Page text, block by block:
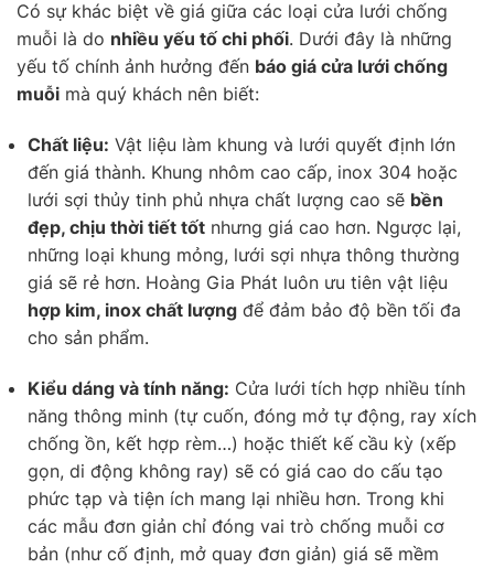
Có sự khác biệt về giá giữa các loại cửa lưới chống
muỗi là do nhiều yếu tố chi phối. Dưới đây là những
yếu tố chính ảnh hưởng đến báo giá cửa lưới chống
muỗi mà quý khách nên biết:
Chất liệu: Vật liệu làm khung và lưới quyết định lớn
đến giá thành. Khung nhôm cao cấp, inox 304 hoặc
lưới sợi thủy tinh phủ nhựa chất lượng cao sẽ bền
đẹp, chịu thời tiết tốt nhưng giá cao hơn. Ngược lại,
những loại khung mỏng, lưới sợi nhựa thông thường
giá sẽ rẻ hơn. Hoàng Gia Phát luôn ưu tiên vật liệu
hợp kim, inox chất lượng để đảm bảo độ bền tối đa
cho sản phẩm.
Kiểu dáng và tính năng: Cửa lưới tích hợp nhiều tính
năng thông minh (tự cuốn, đóng mở tự động, ray xích
chống ồn, kết hợp rèm…) hoặc thiết kế cầu kỳ (xếp
gọn, di động không ray) sẽ có giá cao do cấu tạo
phức tạp và tiện ích mang lại nhiều hơn. Trong khi
các mẫu đơn giản chỉ đóng vai trò chống muỗi cơ
bản (như cố định, mở quay đơn giản) giá sẽ mềm